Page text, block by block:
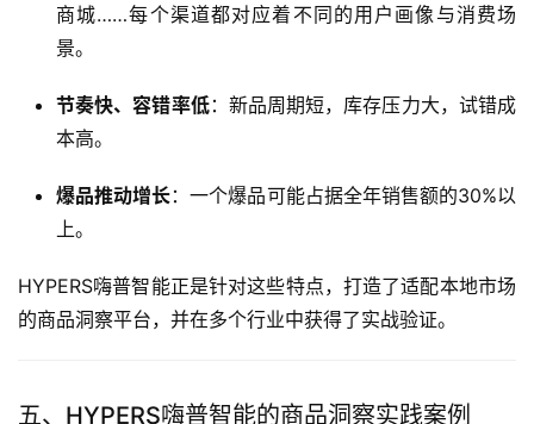
商城……每个渠道都对应着不同的用户画像与消费场
景。
节奏快、容错率低：新品周期短，库存压力大，试错成
本高。
爆品推动增长：一个爆品可能占据全年销售额的30%以
上。
HYPERS嗨普智能正是针对这些特点，打造了适配本地市场
的商品洞察平台，并在多个行业中获得了实战验证。
五、HYPERS嗨普智能的商品洞察实践案例